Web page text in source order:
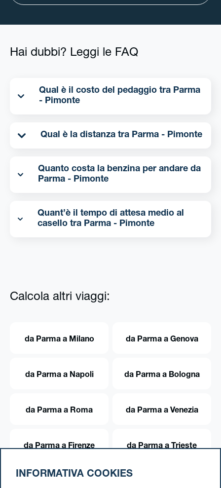
Hai dubbi? Leggi le FAQ
Qual è il costo del pedaggio tra Parma
- Pimonte
Qual è la distanza tra Parma - Pimonte
Quanto costa la benzina per andare da
Parma - Pimonte
Quant’è il tempo di attesa medio al
casello tra Parma - Pimonte
Calcola altri viaggi:
da Parma a Milano da Parma a Genova
da Parma a Napoli da Parma a Bologna
da Parma a Roma da Parma a Venezia
da Parma a Firenze da Parma a Trieste
INFORMATIVA COOKIES